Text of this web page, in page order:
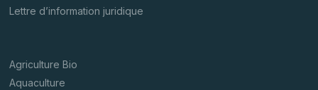
Lettre d’information juridique
Agriculture Bio
Aquaculture